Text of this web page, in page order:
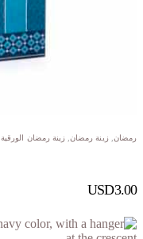
رمضان ,زينة رمضان, زينة رمضان الورقية
USD3.00